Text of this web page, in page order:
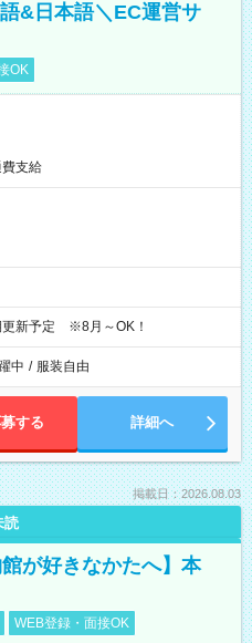
&日本語＼EC運営サ
OK
支給
新予定 ※8月～OK！
中 / 服装自由
する 詳細へ
掲載日：2026.08.03
読
が好きなかたへ】本
WEB登録・面接OK